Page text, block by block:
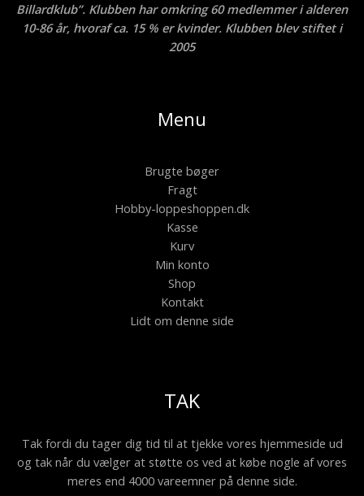
Billardklub”. Klubben har omkring 60 medlemmer i alderen
10-86 år, hvoraf ca. 15 % er kvinder. Klubben blev stiftet i
2005
Menu
Brugte bøger
Fragt
Hobby-loppeshoppen.dk
Kasse
Kurv
Min konto
Shop
Kontakt
Lidt om denne side
TAK
Tak fordi du tager dig tid til at tjekke vores hjemmeside ud
og tak når du vælger at støtte os ved at købe nogle af vores
meres end 4000 vareemner på denne side.